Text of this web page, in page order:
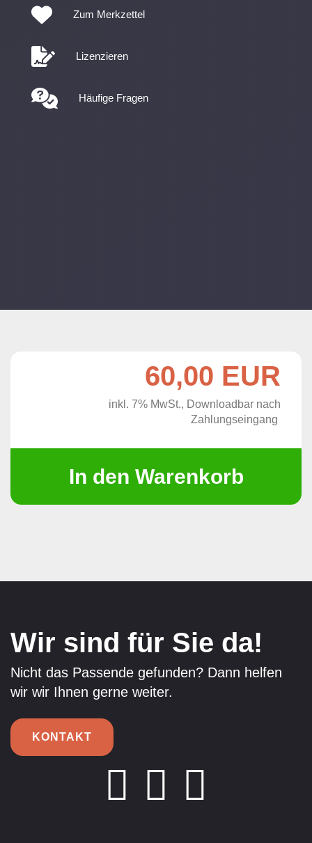
Zum Merkzettel
Lizenzieren
Häufige Fragen
60,00 EUR
inkl. 7% MwSt., Downloadbar nach
Zahlungseingang
Wir sind für Sie da!
Nicht das Passende gefunden? Dann helfen
wir wir Ihnen gerne weiter.
KONTAKT